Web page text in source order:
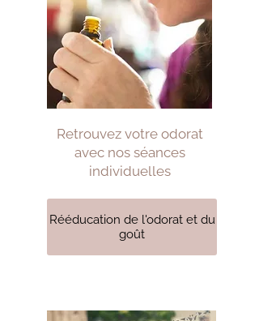
Retrouvez votre odorat
avec nos séances
individuelles
Rééducation de l'odorat et du
goût